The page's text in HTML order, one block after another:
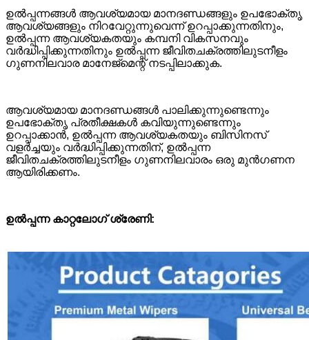
ഉൽപ്പന്നങ്ങൾ ആവശ്യമായ മാനദണ്ഡങ്ങളും ഉപഭോക്തൃ
ആവശ്യങ്ങളും നിറവേറ്റുന്നുവെന്ന് ഉറപ്പാക്കുന്നതിനും,
ഉൽപ്പന്ന ആവശ്യകതയും കമ്പനി വികസനവും
വർദ്ധിപ്പിക്കുന്നതിനും ഉൽപ്പന്ന ജീവിതചക്രത്തിലുടനീളം
ഗുണനിലവാര മാനേജ്മെന്റ് നടപ്പിലാക്കുക.
ആവശ്യമായ മാനദണ്ഡങ്ങൾ പാലിക്കുന്നുണ്ടെന്നും
ഉപഭോക്തൃ പ്രതീക്ഷകൾ കവിയുന്നുണ്ടെന്നും
ഉറപ്പാക്കാൻ, ഉൽപ്പന്ന ആവശ്യകതയും ബിസിനസ്
വളർച്ചയും വർദ്ധിപ്പിക്കുന്നതിന്, ഉൽപ്പന്ന
ജീവിതചക്രത്തിലുടനീളം ഗുണനിലവാരം ഒരു മുൻ‌ഗണന
ആയിരിക്കണം.
ഉൽപ്പന്ന കാറ്റലോഗ് ശ്രേണി: